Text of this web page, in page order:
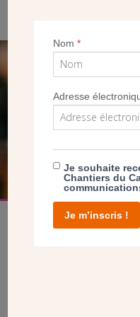
SEUL VOTRE
NOUS PERMET
Nom*
Adresse
Je souhaite
Chantiers du
Je m’inscris !